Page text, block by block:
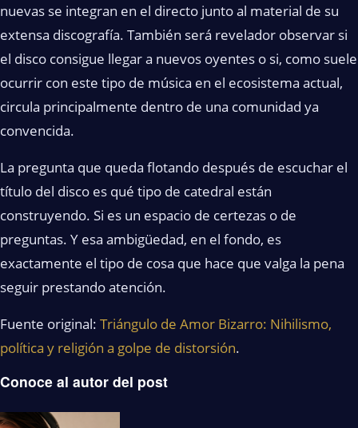
nuevas se integran en el directo junto al material de su
extensa discografía. También será revelador observar si
el disco consigue llegar a nuevos oyentes o si, como suele
ocurrir con este tipo de música en el ecosistema actual,
circula principalmente dentro de una comunidad ya
convencida.
La pregunta que queda flotando después de escuchar el
título del disco es qué tipo de catedral están
construyendo. Si es un espacio de certezas o de
preguntas. Y esa ambigüedad, en el fondo, es
exactamente el tipo de cosa que hace que valga la pena
seguir prestando atención.
Fuente original: Triángulo de Amor Bizarro: Nihilismo,
política y religión a golpe de distorsión.
Conoce al autor del post